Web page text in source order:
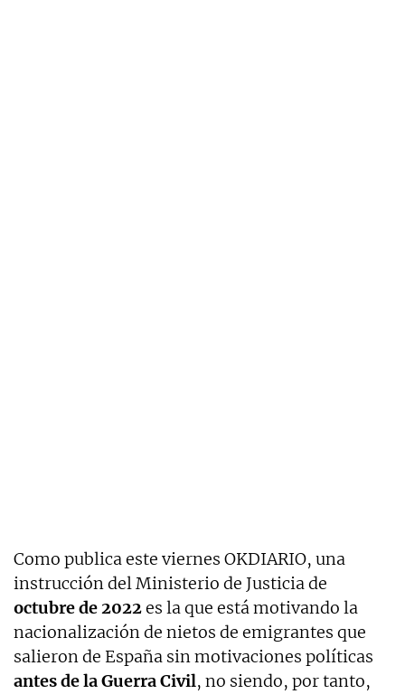
Como publica este viernes OKDIARIO, una
instrucción del Ministerio de Justicia de
octubre de 2022es la que está motivando la
nacionalización de nietos de emigrantes que
salieron de España sin motivaciones políticas
antes de la Guerra Civil, no siendo, por tanto,